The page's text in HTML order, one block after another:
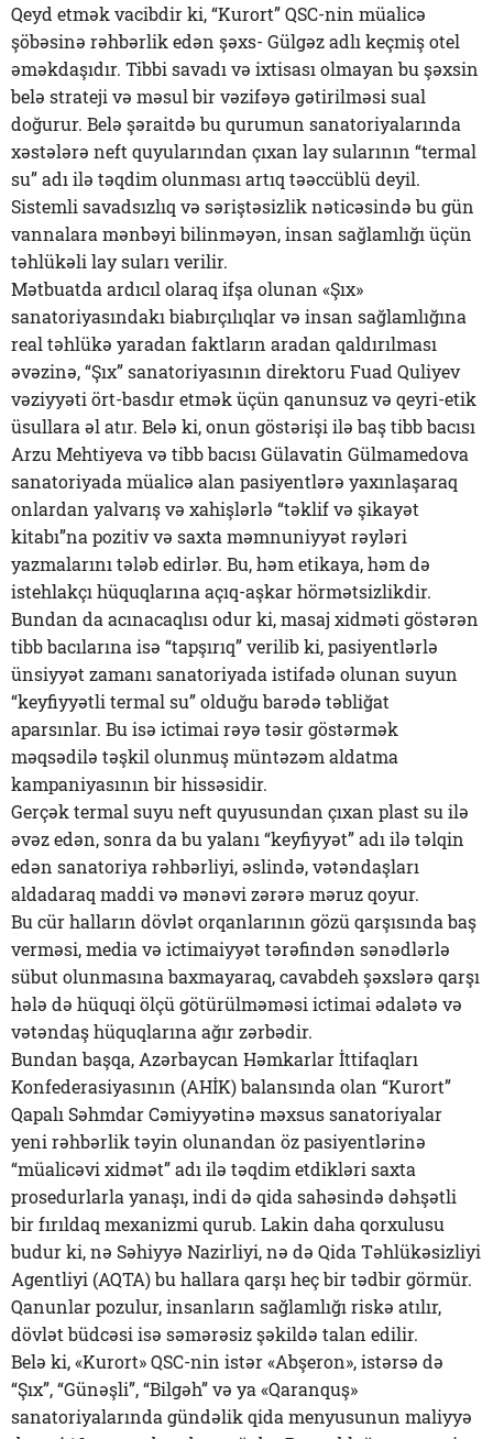
Qeyd etmək vacibdir ki, “Kurort” QSC-nin müalicə
şöbəsinə rəhbərlik edən şəxs- Gülgəz adlı keçmiş otel
əməkdaşıdır. Tibbi savadı və ixtisası olmayan bu şəxsin
belə strateji və məsul bir vəzifəyə gətirilməsi sual
doğurur. Belə şəraitdə bu qurumun sanatoriyalarında
xəstələrə neft quyularından çıxan lay sularının “termal
su” adı ilə təqdim olunması artıq təəccüblü deyil.
Sistemli savadsızlıq və səriştəsizlik nəticəsində bu gün
vannalara mənbəyi bilinməyən, insan sağlamlığı üçün
təhlükəli lay suları verilir.
Mətbuatda ardıcıl olaraq ifşa olunan «Şıx»
sanatoriyasındakı biabırçılıqlar və insan sağlamlığına
real təhlükə yaradan faktların aradan qaldırılması
əvəzinə, “Şıx” sanatoriyasının direktoru Fuad Quliyev
vəziyyəti ört-basdır etmək üçün qanunsuz və qeyri-etik
üsullara əl atır. Belə ki, onun göstərişi ilə baş tibb bacısı
Arzu Mehtiyeva və tibb bacısı Gülavatin Gülmamedova
sanatoriyada müalicə alan pasiyentlərə yaxınlaşaraq
onlardan yalvarış və xahişlərlə “təklif və şikayət
kitabı”na pozitiv və saxta məmnuniyyət rəyləri
yazmalarını tələb edirlər. Bu, həm etikaya, həm də
istehlakçı hüquqlarına açıq-aşkar hörmətsizlikdir.
Bundan da acınacaqlısı odur ki, masaj xidməti göstərən
tibb bacılarına isə “tapşırıq” verilib ki, pasiyentlərlə
ünsiyyət zamanı sanatoriyada istifadə olunan suyun
“keyfiyyətli termal su” olduğu barədə təbliğat
aparsınlar. Bu isə ictimai rəyə təsir göstərmək
məqsədilə təşkil olunmuş müntəzəm aldatma
kampaniyasının bir hissəsidir.
Gerçək termal suyu neft quyusundan çıxan plast su ilə
əvəz edən, sonra da bu yalanı “keyfiyyət” adı ilə təlqin
edən sanatoriya rəhbərliyi, əslində, vətəndaşları
aldadaraq maddi və mənəvi zərərə məruz qoyur.
Bu cür halların dövlət orqanlarının gözü qarşısında baş
verməsi, media və ictimaiyyət tərəfindən sənədlərlə
sübut olunmasına baxmayaraq, cavabdeh şəxslərə qarşı
hələ də hüquqi ölçü götürülməməsi ictimai ədalətə və
vətəndaş hüquqlarına ağır zərbədir.
Bundan başqa, Azərbaycan Həmkarlar İttifaqları
Konfederasiyasının (AHİK) balansında olan “Kurort”
Qapalı Səhmdar Cəmiyyətinə məxsus sanatoriyalar
yeni rəhbərlik təyin olunandan öz pasiyentlərinə
“müalicəvi xidmət” adı ilə təqdim etdikləri saxta
prosedurlarla yanaşı, indi də qida sahəsində dəhşətli
bir fırıldaq mexanizmi qurub. Lakin daha qorxulusu
budur ki, nə Səhiyyə Nazirliyi, nə də Qida Təhlükəsizliyi
Agentliyi (AQTA) bu hallara qarşı heç bir tədbir görmür.
Qanunlar pozulur, insanların sağlamlığı riskə atılır,
dövlət büdcəsi isə səmərəsiz şəkildə talan edilir.
Belə ki, «Kurort» QSC-nin istər «Abşeron», istərsə də
“Şıx”, “Günəşli”, “Bilgəh” və ya «Qaranquş»
sanatoriyalarında gündəlik qida menyusunun maliyyə